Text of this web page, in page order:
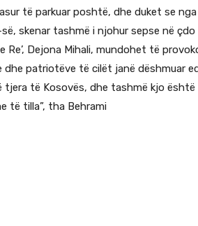
të parkuar poshtë, dhe duket se
skenar tashmë i njohur sepse në
Re’, Dejona Mihali, mundohet të
patriotëve të cilët janë dëshmuar
tjera të Kosovës, dhe tashmë kjo
të tilla”, tha Behrami